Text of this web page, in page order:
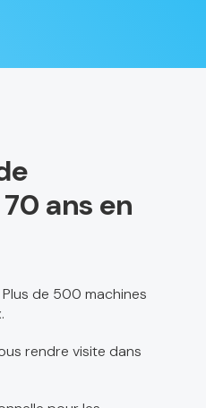
ans en
de 500 machines
rendre visite dans